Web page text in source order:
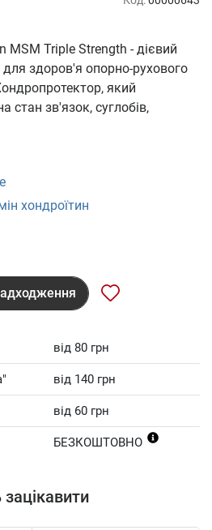
MSM Triple Strength - дієвий
здоров'я опорно-рухового
який
стан зв'язок, суглобів,
хондроїтин
від 80 грн
від 140 грн
від 60 грн
БЕЗКОШТОВНО